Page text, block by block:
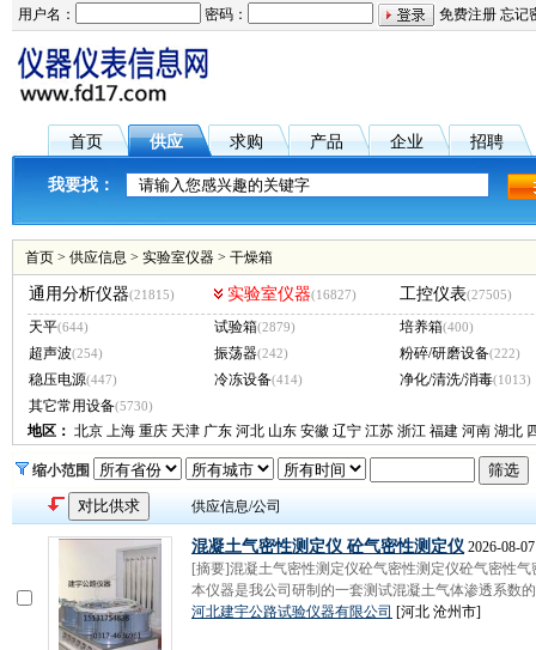
用户名： 密码： 免费注册 忘记
首页 供应 求购 产品 企业 招聘
我要找：
首页 > 供应信息 > 实验室仪器 > 干燥箱
通用分析仪器(21815) 实验室仪器(16827) 工控仪表(27505)
天平(644) 试验箱(2879) 培养箱(400)
超声波(254) 振荡器(242) 粉碎/研磨设备(222)
稳压电源(447) 冷冻设备(414) 净化/清洗/消毒(1013)
其它常用设备(5730)
地区： 北京 上海 重庆 天津 广东 河北 山东 安徽 辽宁 江苏 浙江 福建 河南 湖北
缩小范围
供应信息/公司
混凝土气密性测定仪 砼气密性测定仪 2026-08-
[摘要]混凝土气密性测定仪砼气密性测定仪砼气密性
本仪器是我公司研制的一套测试混凝土气体渗透系数
河北建宇公路试验仪器有限公司 [河北 沧州市]